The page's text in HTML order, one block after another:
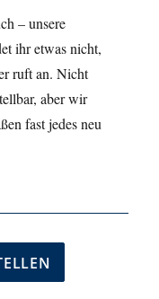
– unsere
ihr etwas nicht,
ruft an. Nicht
aber wir
fast jedes neu